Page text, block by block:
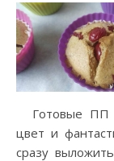
Готовые ПП
цвет и
сразу